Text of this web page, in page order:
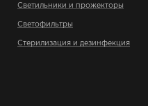
Светильники и прожекторы
Светофильтры
Стерилизация и дезинфекция